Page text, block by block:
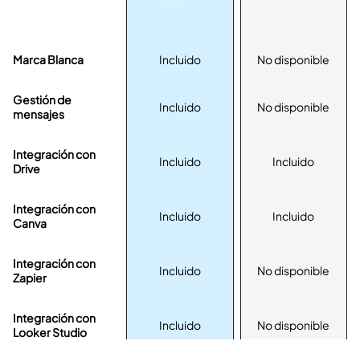
Marca Blanca Incluido No disponible
Gestión de
mensajes
Incluido No disponible
Integración con
Drive
Incluido Incluido
Integración con
Canva
Incluido Incluido
Integración con
Zapier
Incluido No disponible
Integración con
Looker Studio
Incluido No disponible